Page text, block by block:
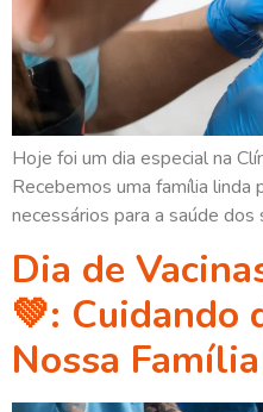
Hoje foi um dia especial na
Recebemos uma família linda
necessários para a saúde dos
Dia de
💚: Cuidando
Nossa